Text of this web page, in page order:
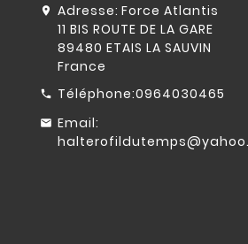
Adresse: Force Atlantis
11 BIS ROUTE DE LA GARE
89480 ETAIS LA SAUVIN
France
Téléphone:0964030465
Email: